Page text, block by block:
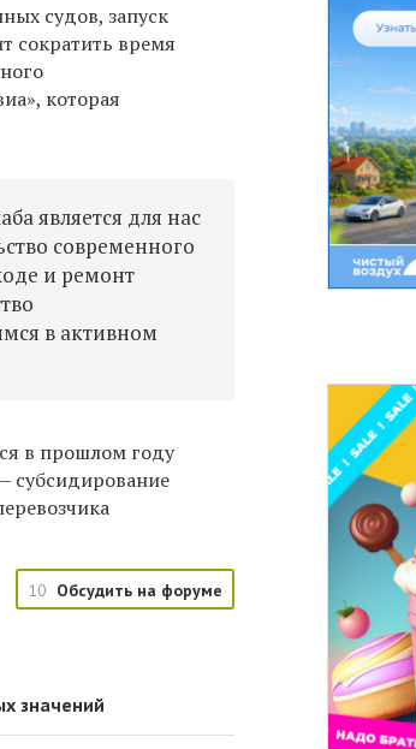
судов, запуск
сократить время
которая
является для нас
современного
и ремонт
в активном
в прошлом году
субсидирование
10 Обсудить на форуме
значений